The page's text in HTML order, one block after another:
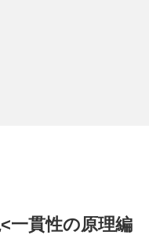
一貫性の原理編